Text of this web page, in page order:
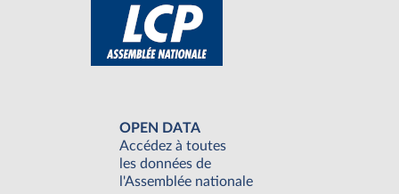
OPEN DATA
Accédez à toutes
les données de
l'Assemblée nationale